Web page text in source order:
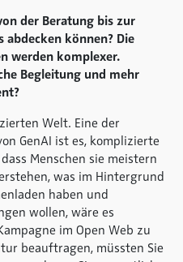
der Beratung bis zur
können? Die
werden komplexer.
Begleitung und mehr
Welt. Eine der
GenAI ist es, komplizierte
Menschen sie meistern
was im Hintergrund
haben und
wollen, wäre es
im Open Web zu
beauftragen, müssten Sie